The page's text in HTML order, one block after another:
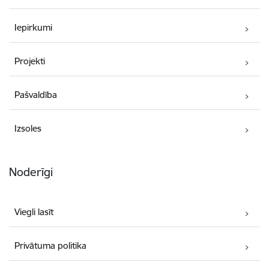
Iepirkumi
Projekti
Pašvaldība
Izsoles
Noderīgi
Viegli lasīt
Privātuma politika